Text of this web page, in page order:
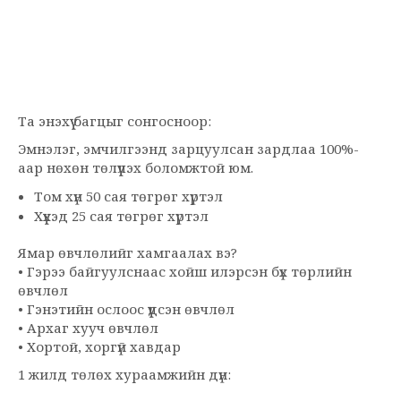
Та энэхүү багцыг сонгосноор:
Эмнэлэг, эмчилгээнд зарцуулсан зардлаа 100%-
аар нөхөн төлүүлэх боломжтой юм.
Том хүн 50 сая төгрөг хүртэл
Хүүхэд 25 сая төгрөг хүртэл
Ямар өвчлөлийг хамгаалах вэ?
• Гэрээ байгуулснаас хойш илэрсэн бүх төрлийн
өвчлөл
• Гэнэтийн ослоос үүдсэн өвчлөл
• Архаг хууч өвчлөл
• Хортой, хоргүй хавдар
1 жилд төлөх хураамжийн дүн: